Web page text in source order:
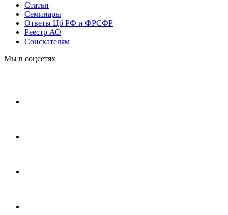
Статьи
Cеминары
Ответы Цб РФ и ФРСФР
Реестр АО
Соискателям
Мы в соцсетях